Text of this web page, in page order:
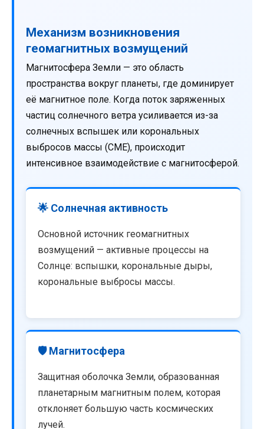
Механизм возникновения
геомагнитных возмущений
Магнитосфера Земли — это область
пространства вокруг планеты, где доминирует
её магнитное поле. Когда поток заряженных
частиц солнечного ветра усиливается из-за
солнечных вспышек или корональных
выбросов массы (CME), происходит
интенсивное взаимодействие с магнитосферой.
🌟 Солнечная активность
Основной источник геомагнитных
возмущений — активные процессы на
Солнце: вспышки, корональные дыры,
корональные выбросы массы.
🛡️ Магнитосфера
Защитная оболочка Земли, образованная
планетарным магнитным полем, которая
отклоняет большую часть космических
лучей.